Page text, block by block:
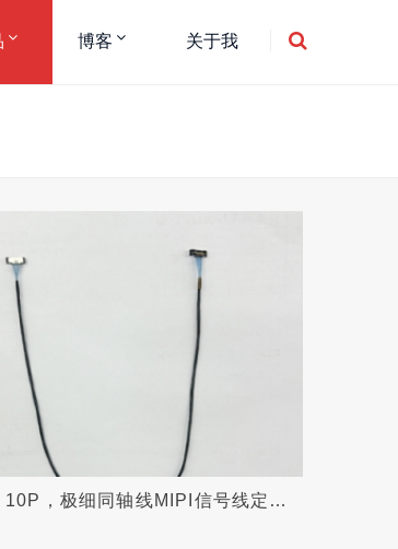
博客 关于我
10P，极细同轴线MIPI信号线定制